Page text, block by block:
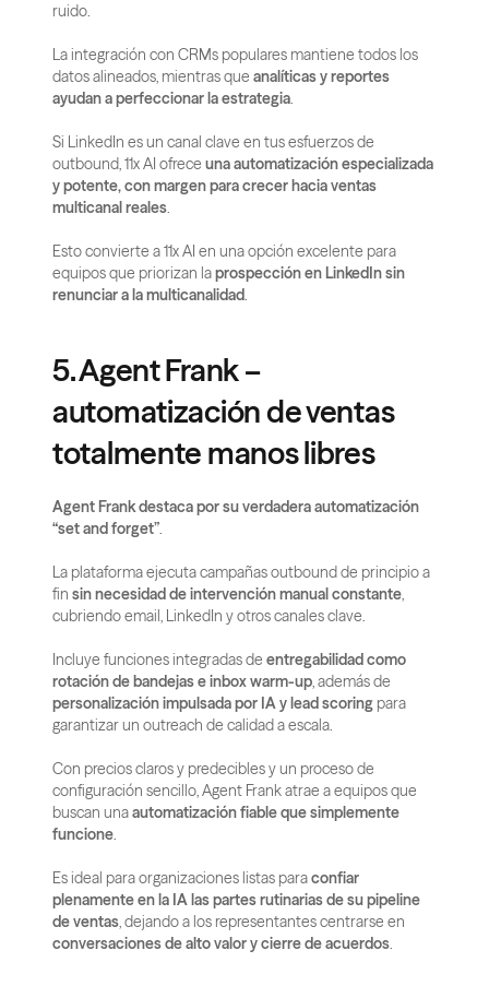
ruido.
La integración con CRMs populares mantiene todos los
datos alineados, mientras que analíticas y reportes
ayudan a perfeccionar la estrategia.
Si LinkedIn es un canal clave en tus esfuerzos de
outbound, 11x AI ofrece una automatización especializada
y potente, con margen para crecer hacia ventas
multicanal reales.
Esto convierte a 11x AI en una opción excelente para
equipos que priorizan la prospección en LinkedIn sin
renunciar a la multicanalidad.
5. Agent Frank –
automatización de ventas
totalmente manos libres
Agent Frank destaca por su verdadera automatización
“set and forget”.
La plataforma ejecuta campañas outbound de principio a
fin sin necesidad de intervención manual constante,
cubriendo email, LinkedIn y otros canales clave.
Incluye funciones integradas de entregabilidad como
rotación de bandejas e inbox warm-up
personalización impulsada por IA y lead scoring para
garantizar un outreach de calidad a escala.
Con precios claros y predecibles y un proceso de
configuración sencillo, Agent Frank atrae a equipos que
buscan una automatización fiable que simplemente
funcione.
Es ideal para organizaciones listas para confiar
plenamente en la IA las partes rutinarias de su pipeline
de ventas
conversaciones de alto valor y cierre de acuerdos.